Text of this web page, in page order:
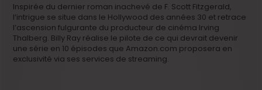
Inspirée du dernier roman inachevé de F. Scott Fitzgerald,
l’intrigue se situe dans le Hollywood des années 30 et retrace
l’ascension fulgurante du producteur de cinéma Irving
Thalberg. Billy Ray réalise le pilote de ce qui devrait devenir
une série en 10 épisodes que Amazon.com proposera en
exclusivité via ses services de streaming.